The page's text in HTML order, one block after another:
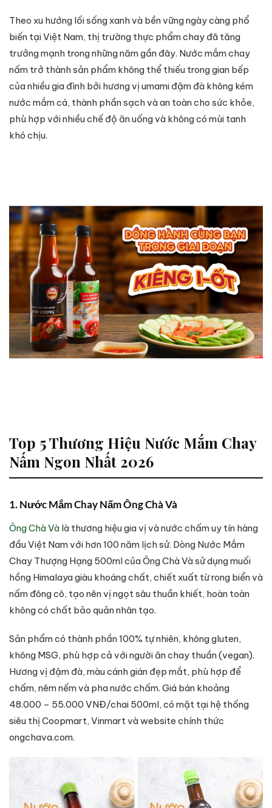
Theo xu hướng lối sống xanh và bền vững ngày càng phổ
biến tại Việt Nam, thị trường thực phẩm chay đã tăng
trưởng mạnh trong những năm gần đây. Nước mắm chay
nấm trở thành sản phẩm không thể thiếu trong gian bếp
của nhiều gia đình bởi hương vị umami đậm đà không kém
nước mắm cá, thành phần sạch và an toàn cho sức khỏe,
phù hợp với nhiều chế độ ăn uống và không có mùi tanh
khó chịu.
Top 5 Thương Hiệu Nước Mắm Chay
Nấm Ngon Nhất 2026
1. Nước Mắm Chay Nấm Ông Chà Và
Ông Chà Và là thương hiệu gia vị và nước chấm uy tín hàng
đầu Việt Nam với hơn 100 năm lịch sử. Dòng Nước Mắm
Chay Thượng Hạng 500ml của Ông Chà Và sử dụng muối
hồng Himalaya giàu khoáng chất, chiết xuất từ rong biển và
nấm đông cô, tạo nên vị ngọt sâu thuần khiết, hoàn toàn
không có chất bảo quản nhân tạo.
Sản phẩm có thành phần 100% tự nhiên, không gluten,
không MSG, phù hợp cả với người ăn chay thuần (vegan).
Hương vị đậm đà, màu cánh gián đẹp mắt, phù hợp để
chấm, nêm nếm và pha nước chấm. Giá bán khoảng
48.000 – 55.000 VNĐ/chai 500ml, có mặt tại hệ thống
siêu thị Coopmart, Vinmart và website chính thức
ongchava.com.